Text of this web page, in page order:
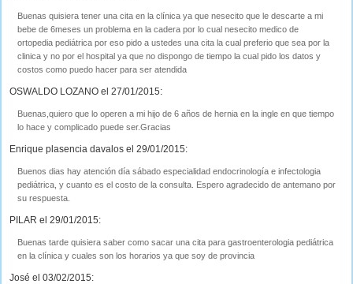
Buenas quisiera tener una cita en la clínica ya que nesecito que le descarte a mi
bebe de 6meses un problema en la cadera por lo cual nesecito medico de
ortopedia pediátrica por eso pido a ustedes una cita la cual preferio que sea por la
clinica y no por el hospital ya que no dispongo de tiempo la cual pido los datos y
costos como puedo hacer para ser atendida
OSWALDO LOZANO el 27/01/2015:
Buenas,quiero que lo operen a mi hijo de 6 años de hernia en la ingle en que tiempo
lo hace y complicado puede ser.Gracias
Enrique plasencia davalos el 29/01/2015:
Buenos dias hay atención día sábado especialidad endocrinología e infectologia
pediátrica, y cuanto es el costo de la consulta. Espero agradecido de antemano por
su respuesta.
PILAR el 29/01/2015:
Buenas tarde quisiera saber como sacar una cita para gastroenterologia pediátrica
en la clínica y cuales son los horarios ya que soy de provincia
José el 03/02/2015: